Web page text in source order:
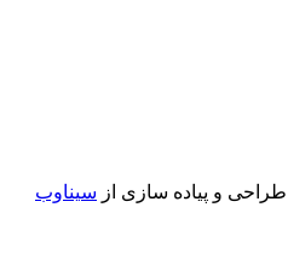
طراحی و پیاده سازی از سیناوب